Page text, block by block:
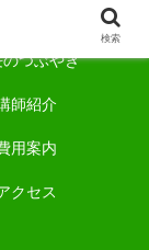
です。
のつぶやき
師紹介
用案内
クセス
検索